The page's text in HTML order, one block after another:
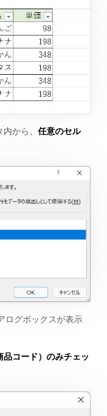
から、 任意のセル
ログボックスが表示
コード）のみチェッ